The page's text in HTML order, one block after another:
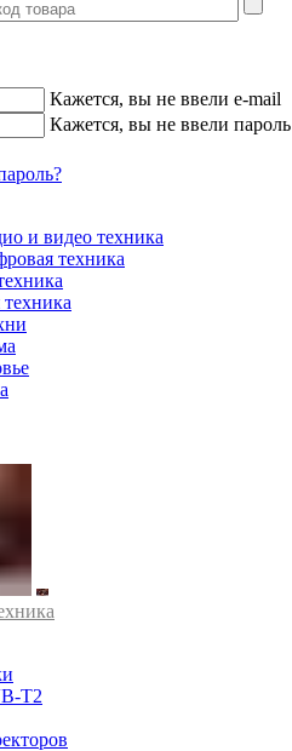
Кажется, вы не ввели e-mail
Кажется, вы не ввели пароль
и видео техника
техника
T2